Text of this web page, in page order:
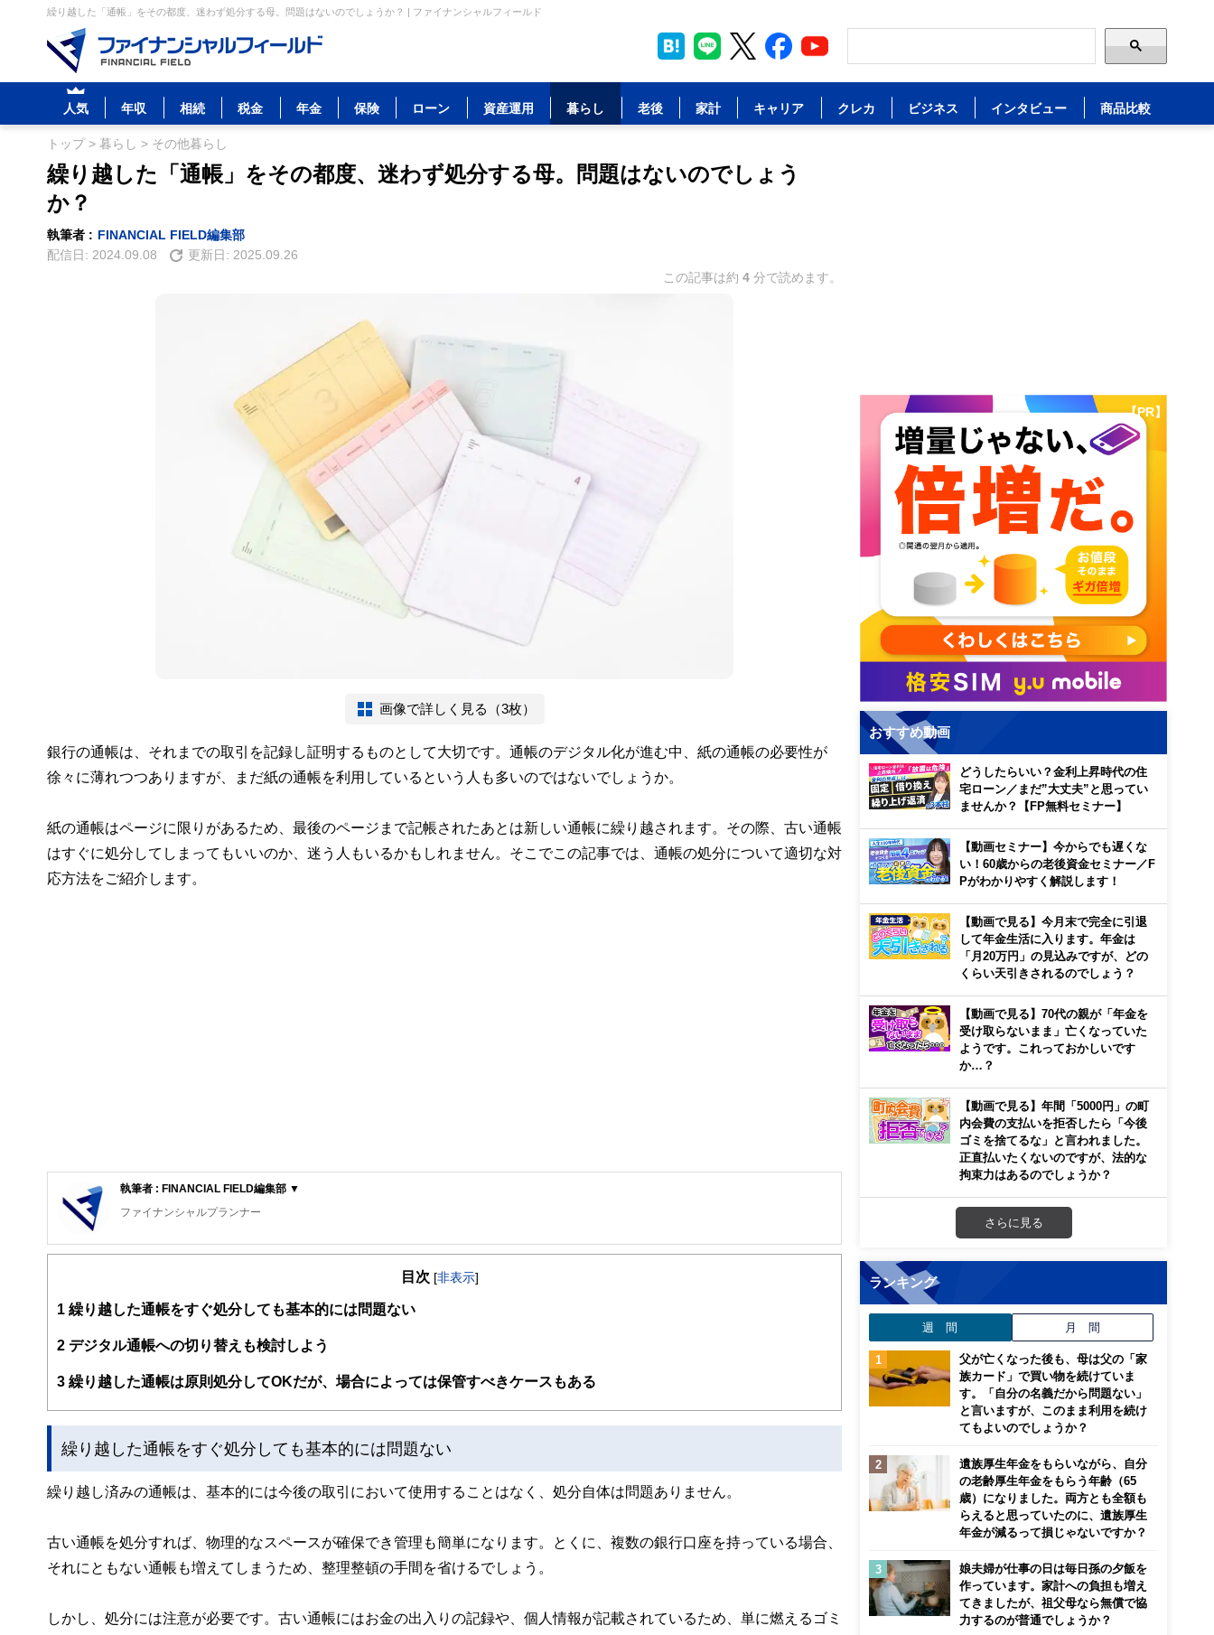
繰り越した「通帳」をその都度、迷わず処分する母。問題はないのでしょうか？ | ファイナンシャルフィールド
人気 年収 相続 税金 年金 保険 ローン 資産運用 暮らし 老後 家計 キャリア クレカ ビジネス インタビュー 商品比較
トップ> 暮らし > その他暮らし
繰り越した「通帳」をその都度、迷わず処分する母。問題はないのでしょう
か？
執筆者 : FINANCIAL FIELD編集部
配信日: 2024.09.08 更新日: 2025.09.26
この記事は約 4 分で読めます。
画像で詳しく見る（3枚）
銀行の通帳は、それまでの取引を記録し証明するものとして大切です。通帳のデジタル化が進む中、紙の通帳の必要性が
徐々に薄れつつありますが、まだ紙の通帳を利用しているという人も多いのではないでしょうか。
紙の通帳はページに限りがあるため、最後のページまで記帳されたあとは新しい通帳に繰り越されます。その際、古い通帳
はすぐに処分してしまってもいいのか、迷う人もいるかもしれません。そこでこの記事では、通帳の処分について適切な対
応方法をご紹介します。
執筆者 : FINANCIAL FIELD編集部 ▼
ファイナンシャルプランナー
FinancialField編集部は、金融、経済に関する記事を、日々の暮らしにどのような影響を与えるかという視点で、お金の知識がない方でも理解でき
案から記事掲載まですべての工程に関わることで、読者目線のコンテンツを追求しています。
FinancialFieldの特徴は、ファイナンシャルプランナー、弁護士、税理士、宅地建物取引士、相続診断士、住宅ローンアドバイザー、DCプランナ
ー、公認会計士、社会保険労務士、行政書士、投資アナリスト、キャリアコンサルタントなど150名以上の有資格者を執筆者・監修者として迎
私たちは、快適でより良い生活のアイデアを提供するお金のコンシェルジュを目指します。
目次 [非表示]
1 繰り越した通帳をすぐ処分しても基本的には問題ない
2 デジタル通帳への切り替えも検討しよう
3 繰り越した通帳は原則処分してOKだが、場合によっては保管すべきケースもある
繰り越した通帳をすぐ処分しても基本的には問題ない
繰り越し済みの通帳は、基本的には今後の取引において使用することはなく、処分自体は問題ありません。
古い通帳を処分すれば、物理的なスペースが確保でき管理も簡単になります。とくに、複数の銀行口座を持っている場合、
それにともない通帳も増えてしまうため、整理整頓の手間を省けるでしょう。
しかし、処分には注意が必要です。古い通帳にはお金の出入りの記録や、個人情報が記載されているため、単に燃えるゴミ
【PR】
おすすめ動画
どうしたらいい？金利上昇時代の住
宅ローン／まだ”大丈夫”と思ってい
ませんか？【FP無料セミナー】
【動画セミナー】今からでも遅くな
い！60歳からの老後資金セミナー／F
Pがわかりやすく解説します！
【動画で見る】今月末で完全に引退
して年金生活に入ります。年金は
「月20万円」の見込みですが、どの
くらい天引きされるのでしょう？
【動画で見る】70代の親が「年金を
受け取らないまま」亡くなっていた
ようです。これっておかしいです
か…？
【動画で見る】年間「5000円」の町
内会費の支払いを拒否したら「今後
ゴミを捨てるな」と言われました。
正直払いたくないのですが、法的な
拘束力はあるのでしょうか？
さらに見る
ランキング
週 間 月 間
父が亡くなった後も、母は父の「家
族カード」で買い物を続けていま
す。「自分の名義だから問題ない」
と言いますが、このまま利用を続け
てもよいのでしょうか？
遺族厚生年金をもらいながら、自分
の老齢厚生年金をもらう年齢（65
歳）になりました。両方とも全額も
らえると思っていたのに、遺族厚生
年金が減るって損じゃないですか？
娘夫婦が仕事の日は毎日孫の夕飯を
作っています。家計への負担も増え
てきましたが、祖父母なら無償で協
力するのが普通でしょうか？